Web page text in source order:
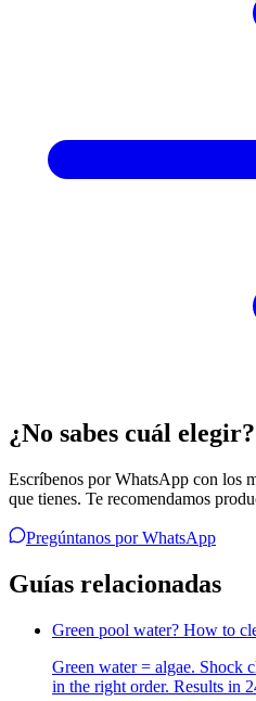
¿No sabes cuál elegir?
Escríbenos por WhatsApp con los
que tienes. Te recomendamos
Pregúntanos por WhatsApp
Guías relacionadas
Green pool water? How to
Green water = algae. Shock
in the right order. Results in